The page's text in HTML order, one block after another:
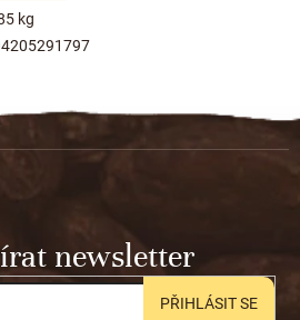
kg
newsletter
PŘIHLÁSIT SE